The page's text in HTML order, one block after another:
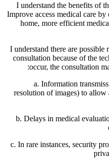
I understand the benefits of
Improve access medical care
home, more efficient
I understand there are
consultation because of the
occur, the consultation
a. Information
resolution of images) to
b. Delays in medical
c. In rare instances, security